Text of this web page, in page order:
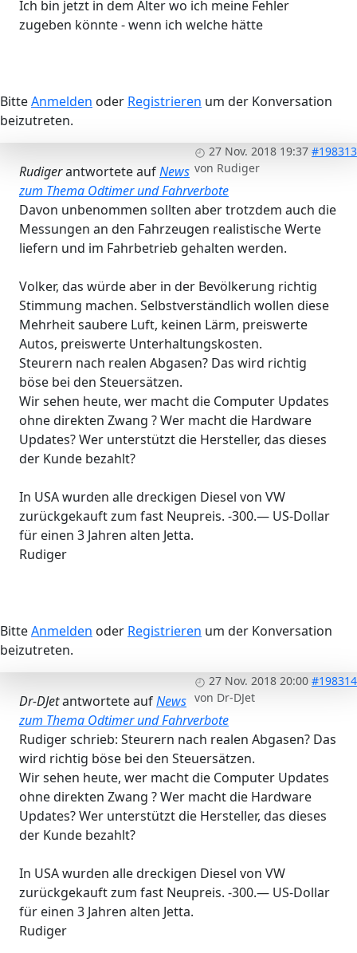
Ich bin jetzt in dem Alter wo ich meine Fehler
zugeben könnte - wenn ich welche hätte
BitteAnmelden oder Registrieren um der Konversation
beizutreten.
27 Nov. 2018 19:37 #198313
von Rudiger
Rudigerantwortete aufNews
zum Thema Odtimer und Fahrverbote
Davon unbenommen sollten aber trotzdem auch die
Messungen an den Fahrzeugen realistische Werte
liefern und im Fahrbetrieb gehalten werden.
Volker, das würde aber in der Bevölkerung richtig
Stimmung machen. Selbstverständlich wollen diese
Mehrheit saubere Luft, keinen Lärm, preiswerte
Autos, preiswerte Unterhaltungskosten.
Steurern nach realen Abgasen? Das wird richtig
böse bei den Steuersätzen.
Wir sehen heute, wer macht die Computer Updates
ohne direkten Zwang ? Wer macht die Hardware
Updates? Wer unterstützt die Hersteller, das dieses
der Kunde bezahlt?
In USA wurden alle dreckigen Diesel von VW
zurückgekauft zum fast Neupreis. -300.— US-Dollar
für einen 3 Jahren alten Jetta.
Rudiger
BitteAnmelden oder Registrieren um der Konversation
beizutreten.
27 Nov. 2018 20:00 #198314
von Dr-DJet
Dr-DJetantwortete aufNews
zum Thema Odtimer und Fahrverbote
Rudiger schrieb: Steurern nach realen Abgasen? Das
wird richtig böse bei den Steuersätzen.
Wir sehen heute, wer macht die Computer Updates
ohne direkten Zwang ? Wer macht die Hardware
Updates? Wer unterstützt die Hersteller, das dieses
der Kunde bezahlt?
In USA wurden alle dreckigen Diesel von VW
zurückgekauft zum fast Neupreis. -300.— US-Dollar
für einen 3 Jahren alten Jetta.
Rudiger